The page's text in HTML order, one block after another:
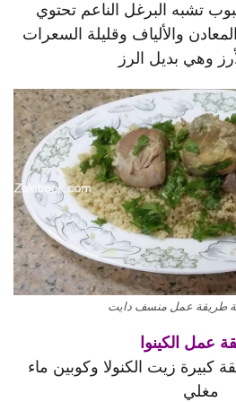
تشبه البرغل الناعم تحتوي
والألياف وقليلة السعرات
وهي بديل الرز
طريقة عمل منسف دايت
عمل الكينوا
كبيرة زيت الكنولا وكوبين ماء
مغلي